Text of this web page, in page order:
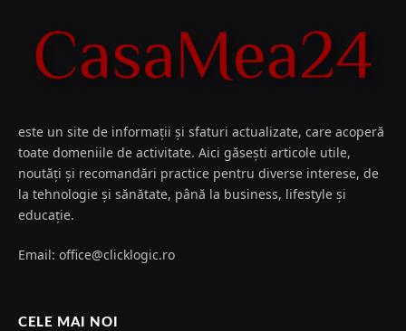
este un site de informații și sfaturi actualizate, care acoperă
toate domeniile de activitate. Aici găsești articole utile,
noutăți și recomandări practice pentru diverse interese, de
la tehnologie și sănătate, până la business, lifestyle și
educație.
Email: office@clicklogic.ro
CELE MAI NOI